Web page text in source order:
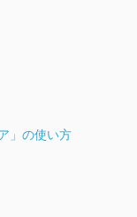
」の使い方